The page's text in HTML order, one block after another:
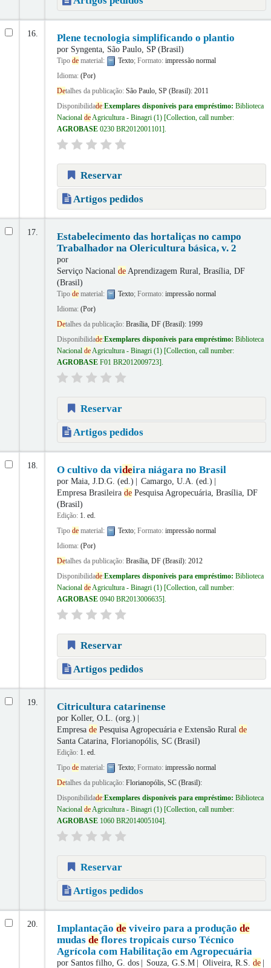
16. Plene tecnologia simplificando o plantio
por Syngenta, São Paulo, SP (Brasil)
Tipo dematerial: Texto; Formato: impressão normal
Idioma: (Por)
Detalhes da publicação: São Paulo, SP (Brasil): 2011
Disponibilidade:Exemplares disponíveis para empréstimo: Biblioteca
Nacional deAgricultura - Binagri(1) Collection, call number:
AGROBASE 0230 BR2012001101 .
Reservar
Artigos pedidos
17.
Estabelecimento das hortaliças no campo
Trabalhador na Olericultura básica, v. 2
por
Serviço Nacional deAprendizagem Rural, Brasília, DF
(Brasil)
Tipo dematerial: Texto; Formato: impressão normal
Idioma: (Por)
Detalhes da publicação: Brasília, DF (Brasil): 1999
Disponibilidade:Exemplares disponíveis para empréstimo: Biblioteca
Nacional deAgricultura - Binagri(1) Collection, call number:
AGROBASE F01 BR2012009723 .
Reservar
Artigos pedidos
18. O cultivo da videira niágara no Brasil
por Maia, J.D.G. (ed.)
Camargo, U.A. (ed.)
Empresa Brasileira dePesquisa Agropecuária, Brasília, DF
(Brasil)
Edição: 1. ed.
Tipo dematerial: Texto; Formato: impressão normal
Idioma: (Por)
Detalhes da publicação: Brasília, DF (Brasil): 2012
Disponibilidade:Exemplares disponíveis para empréstimo: Biblioteca
Nacional deAgricultura - Binagri(1) Collection, call number:
AGROBASE 0940 BR2013006635 .
Reservar
Artigos pedidos
19. Citricultura catarinense
por Koller, O.L. (org.)
Empresa dePesquisa Agropecuária e Extensão Rural de
Santa Catarina, Florianopólis, SC (Brasil)
Edição: 1. ed.
Tipo dematerial: Texto; Formato: impressão normal
Detalhes da publicação: Florianopólis, SC (Brasil):
Disponibilidade:Exemplares disponíveis para empréstimo: Biblioteca
Nacional deAgricultura - Binagri(1) Collection, call number:
AGROBASE 1060 BR2014005104 .
Reservar
Artigos pedidos
20. Implantação de viveiro para a produção de
mudas de flores tropicais curso Técnico
Agrícola com Habilitação em Agropecuária
por Santos filho, G. dos Souza, G.S.M Oliveira, R.S.de